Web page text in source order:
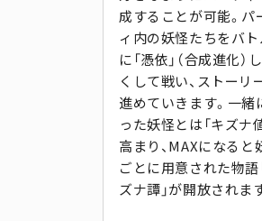
成することが可能。パー
ィ内の妖怪たちをバトル
に「憑依」（合成進化）し
くして戦い、ストーリー
進めていきます。一緒に
った妖怪とは「キズナ値」
高まり、MAXになると妖
ごとに用意された物語「
ズナ譚」が開放されます。